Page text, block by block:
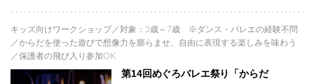
キッズ向けワークショップ／対象：3歳～7歳 ※ダンス・バレエの経験不問
／からだを使った遊びで想像力を膨らませ、自由に表現する楽しみを味わう
／保護者の飛び入り参加OK
第14回めぐろバレエ祭り「からだ